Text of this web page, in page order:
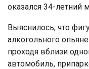
оказался 34-летний
Выяснилось, что
алкогольного
проходя вблизи
автомобиль,